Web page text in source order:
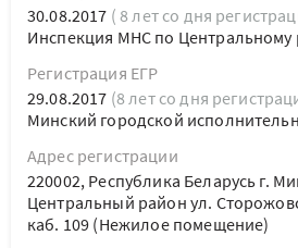
30.08.2017 ( 8 лет со дня
Инспекция МНС по Центральному
Регистрация ЕГР
29.08.2017 (8 лет со дня
Минский городской
Адрес регистрации
220002, Республика Беларусь г.
Центральный район ул.
каб. 109 (Нежилое помещение)